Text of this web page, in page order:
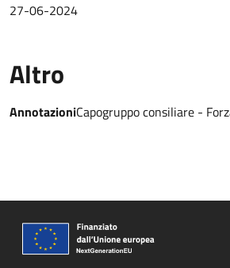
27-06-2024
Altro
AnnotazioniCapogruppo consiliare -